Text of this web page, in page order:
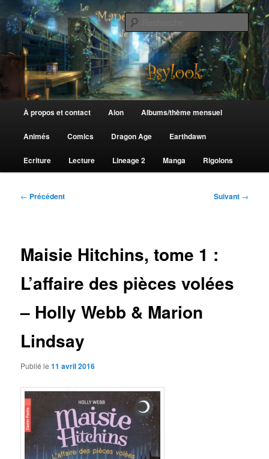
au
contenu
principalLe Manège de Psylook
principal
À propos et contact Aion Albums/thème mensuel
Animés Comics Dragon Age Earthdawn
Ecriture Lecture Lineage 2 Manga Rigolons
Navigation
← Précédent Suivant →
Maisie Hitchins, tome 1 :
L’affaire des pièces volées
– Holly Webb & Marion
Lindsay
Publié le11 avril 2016